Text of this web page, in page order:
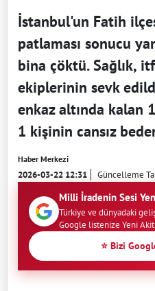
İstanbul'un Fatih
patlaması sonucu
bina çöktü. Sağlık,
ekiplerinin sevk
enkaz altında kalan
1 kişinin cansız
Haber Merkezi
2026-03-22 12:31 Güncelleme
Milli İradenin Sesi
Türkiye ve dünyadaki
Google listenize Yeni
⭐ Bizi